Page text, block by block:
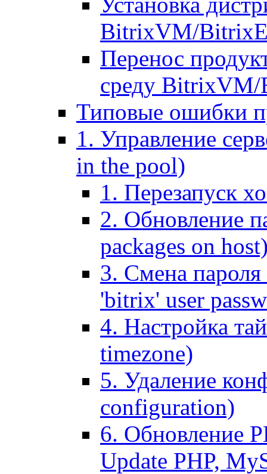
BitrixVM/
Перенос
среду
Типовые ошибки
1. Управление
in the pool)
1. Перезапуск
2. Обновление
packages on
3. Смена пароля
'bitrix' user
4. Настройка
timezone)
5. Удаление
configuration)
6. Обновление
Update PHP,